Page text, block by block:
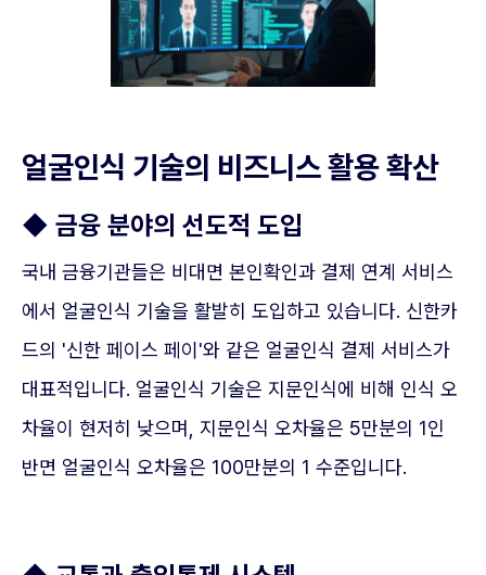
얼굴인식 기술의 비즈니스 활용 확산
◆ 금융 분야의 선도적 도입
국내 금융기관들은 비대면 본인확인과 결제 연계 서비스
에서 얼굴인식 기술을 활발히 도입하고 있습니다. 신한카
드의 '신한 페이스 페이'와 같은 얼굴인식 결제 서비스가
대표적입니다. 얼굴인식 기술은 지문인식에 비해 인식 오
차율이 현저히 낮으며, 지문인식 오차율은 5만분의 1인
반면 얼굴인식 오차율은 100만분의 1 수준입니다.